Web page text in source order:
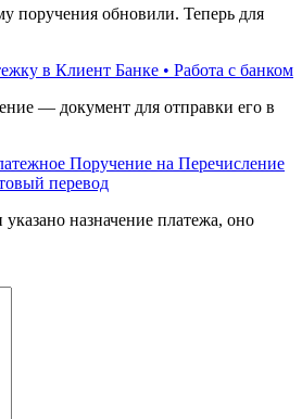
поручения обновили. Теперь для
в Клиент Банке • Работа с банком
— документ для отправки его в
Поручение на Перечисление
перевод
назначение платежа, оно